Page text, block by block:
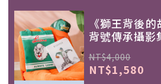
《獅王背後
背號傳承攝影
NT$4,000
NT$1,580